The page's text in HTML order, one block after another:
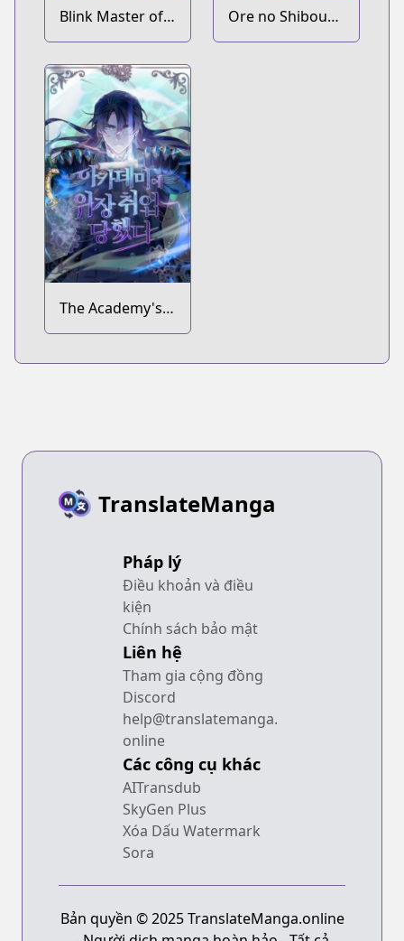
Blink Master of
the Magic
Academy
Ore no Shibou
Flag ga
The Academy's
Undercover
TranslateManga
Pháp lý
Điều khoản và điều
kiện
Chính sách bảo mật
Liên hệ
Tham gia cộng đồng
Discord
help@translatemanga.
online
Các công cụ khác
AITransdub
SkyGen Plus
Xóa Dấu Watermark
Sora
Bản quyền © 2025 TranslateManga.online